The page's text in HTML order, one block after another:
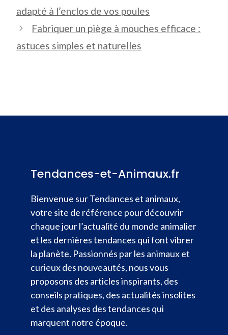
adapté à l’enclos de vos poules
Fabriquer un piège à mouches efficace :
astuces simples et naturelles
Tendances-et-Animaux.fr
Bienvenue sur Tendances et animaux,
votre site de référence pour découvrir
chaque jour l’actualité du monde animalier
et les dernières tendances qui font vibrer
la planète. Passionnés par les animaux et
curieux des nouveautés, nous vous
proposons des articles inspirants, des
conseils pratiques, des actualités insolites
et des analyses des tendances qui
marquent notre époque.